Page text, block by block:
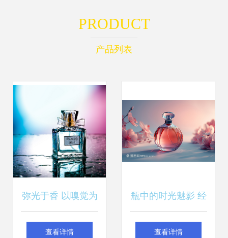
PRODUCT
产品列表
弥光于香 以嗅觉为
眼，定格那一瞬无
查看详情
瓶中的时光魅影 经
典香水瓶与珍宝
查看详情